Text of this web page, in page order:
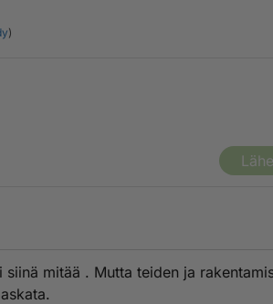
)
mitää . Mutta teiden ja